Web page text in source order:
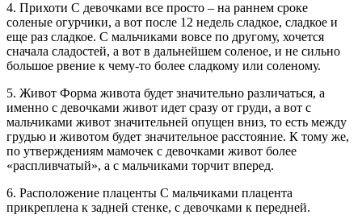
4. Прихоти С девочками все просто – на раннем сроке
соленые огурчики, а вот после 12 недель сладкое, сладкое и
еще раз сладкое. С мальчиками вовсе по другому, хочется
сначала сладостей, а вот в дальнейшем соленое, и не сильно
большое рвение к чему-то более сладкому или соленому.
5. Живот Форма живота будет значительно различаться, а
именно с девочками живот идет сразу от груди, а вот с
мальчиками живот значительней опущен вниз, то есть между
грудью и животом будет значительное расстояние. К тому же,
по утверждениям мамочек с девочками живот более
«распливчатый», а с мальчиками торчит вперед.
6. Расположение плаценты С мальчиками плацента
прикреплена к задней стенке, с девочками к передней.